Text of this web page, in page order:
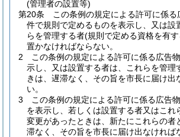
(管理者の設置等)
第20条
この条例の規定による許可に係
件で規則で定めるものを表示し、又は設
らを管理する者(規則で定める資格を有
置かなければならない。
2
この条例の規定による許可に係る広告
示し、又は設置する者は、これらを管理
きは、遅滞なく、その旨を市長に届け出
い。
3
この条例の規定による許可に係る広告
を表示し、若しくは設置する者又はこれ
変更があったときは、新たにこれらの者
滞なく、その旨を市長に届け出なければ